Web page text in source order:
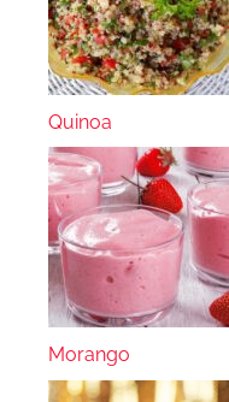
Quinoa
Morango